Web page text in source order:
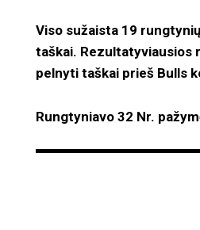
Viso sužaista 19
taškai. Rezultatyviausios
pelnyti taškai prieš Bulls
Rungtyniavo 32 Nr.